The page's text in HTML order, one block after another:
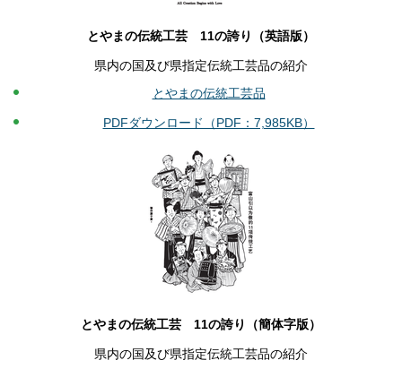
とやまの伝統工芸 11の誇り（英語版）
県内の国及び県指定伝統工芸品の紹介
とやまの伝統工芸品
PDFダウンロード（PDF：7,985KB）
とやまの伝統工芸 11の誇り（簡体字版）
県内の国及び県指定伝統工芸品の紹介